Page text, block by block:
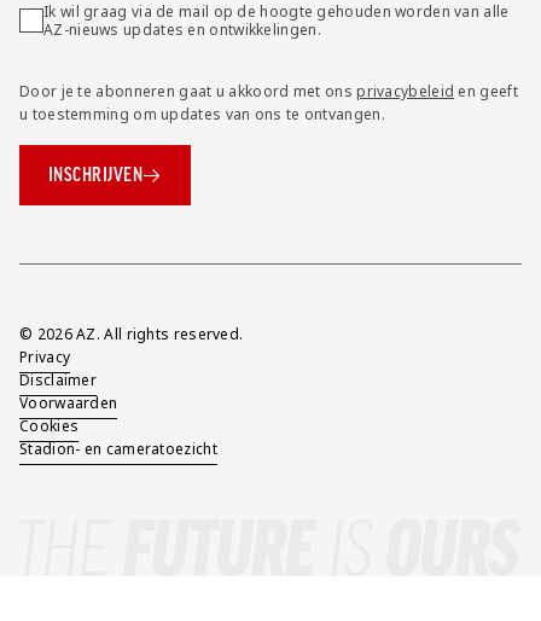
Ik wil graag via de mail op de hoogte gehouden worden van alle
AZ-nieuws updates en ontwikkelingen.
Door je te abonneren gaat u akkoord met onsprivacybeleid en geeft
u toestemming om updates van ons te ontvangen.
INSCHRIJVEN
Overig
© 2026 AZ. All rights reserved.
Privacy
Disclaimer
Voorwaarden
Cookies
Stadion- en cameratoezicht